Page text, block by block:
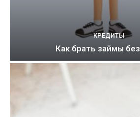
КРЕДИТЫ
Как брать займы